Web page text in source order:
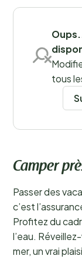
tous
Camper
Passer des
c’est
Profitez du
l’eau.
mer, un vrai